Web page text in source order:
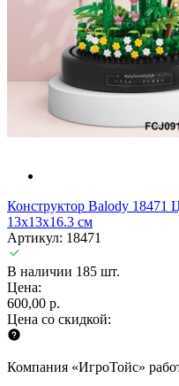
Конструктор Balody 18471
13x13x16.3 см
Артикул: 18471
В наличии 185 шт.
Цена:
600,00 р.
Цена со скидкой:
Компания «ИгроТойс»